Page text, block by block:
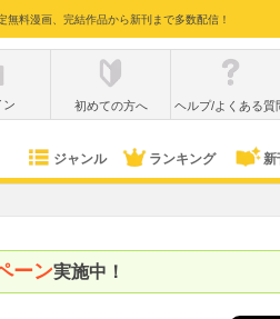
料漫画、完結作品から新刊まで多数配信！
ン 初めての方へ ヘルプ/よくある質
ジャンル ランキング 新
ーン実施中！